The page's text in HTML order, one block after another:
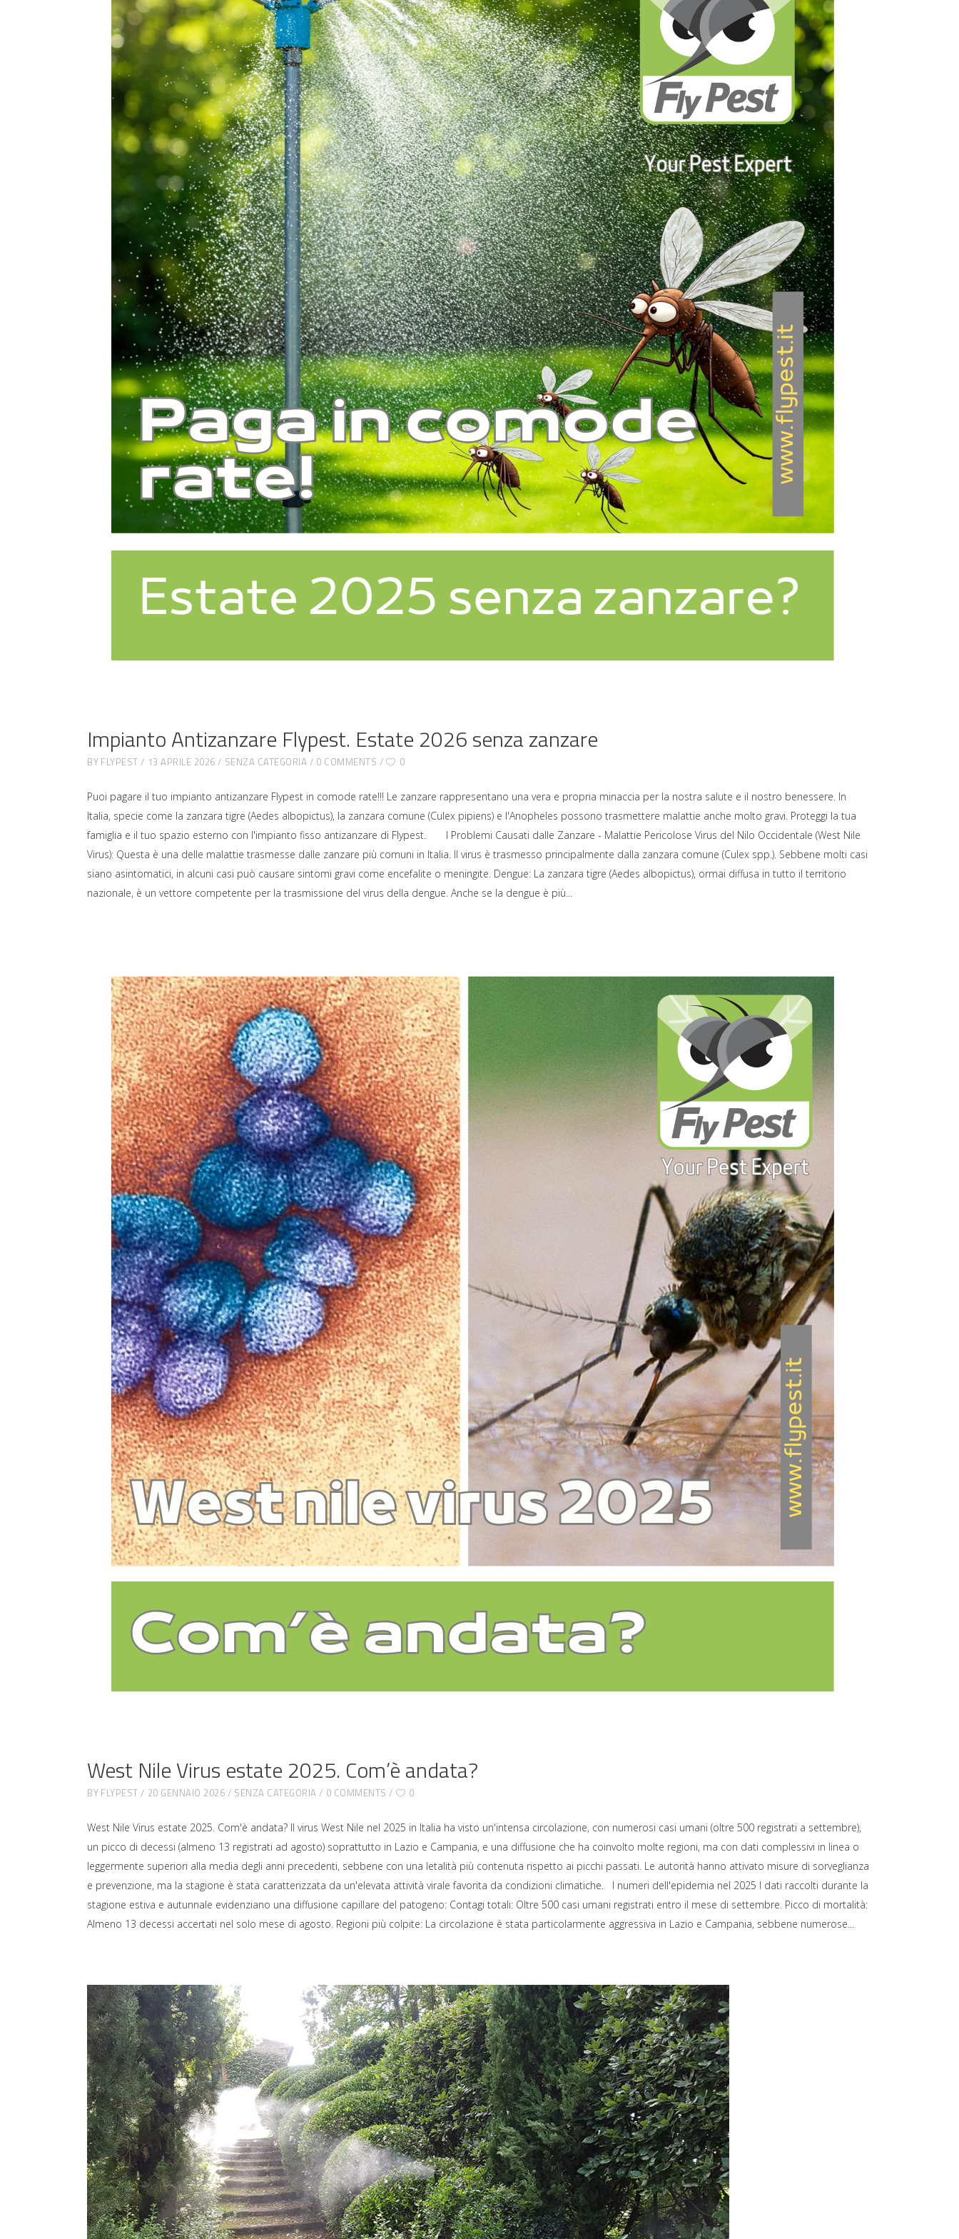
Impianto Antizanzare Flypest. Estate 2026 senza zanzare
BY FLYPEST 13 APRILE 2026 SENZA CATEGORIA 0 COMMENTS 0
Puoi pagare il tuo impianto antizanzare Flypest in comode rate!!! Le zanzare rappresentano una vera e propria minaccia per la nostra salute e il nostro benessere. In
Italia, specie come la zanzara tigre (Aedes albopictus), la zanzara comune (Culex pipiens) e l'Anopheles possono trasmettere malattie anche molto gravi. Proteggi la tua
famiglia e il tuo spazio esterno con l'impianto fisso antizanzare di Flypest. I Problemi Causati dalle Zanzare - Malattie Pericolose Virus del Nilo Occidentale (West Nile
Virus): Questa è una delle malattie trasmesse dalle zanzare più comuni in Italia. Il virus è trasmesso principalmente dalla zanzara comune (Culex spp.). Sebbene molti casi
siano asintomatici, in alcuni casi può causare sintomi gravi come encefalite o meningite. Dengue: La zanzara tigre (Aedes albopictus), ormai diffusa in tutto il territorio
nazionale, è un vettore competente per la trasmissione del virus della dengue. Anche se la dengue è più
West Nile Virus estate 2025. Com’è andata?
BY FLYPEST 20 GENNAIO 2026 SENZA CATEGORIA 0 COMMENTS 0
West Nile Virus estate 2025. Com'è andata? Il virus West Nile nel 2025 in Italia ha visto un'intensa circolazione, con numerosi casi umani (oltre 500 registrati a settembre),
un picco di decessi (almeno 13 registrati ad agosto) soprattutto in Lazio e Campania, e una diffusione che ha coinvolto molte regioni, ma con dati complessivi in linea o
leggermente superiori alla media degli anni precedenti, sebbene con una letalità più contenuta rispetto ai picchi passati. Le autorità hanno attivato misure di sorveglianza
e prevenzione, ma la stagione è stata caratterizzata da un'elevata attività virale favorita da condizioni climatiche. I numeri dell'epidemia nel 2025 I dati raccolti durante la
stagione estiva e autunnale evidenziano una diffusione capillare del patogeno: Contagi totali: Oltre 500 casi umani registrati entro il mese di settembre. Picco di mortalità:
Almeno 13 decessi accertati nel solo mese di agosto. Regioni più colpite: La circolazione è stata particolarmente aggressiva in Lazio e Campania, sebbene numerose